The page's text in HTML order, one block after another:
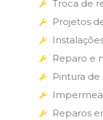
Troca de
Projetos
Reparo e
Pintura
Reparos